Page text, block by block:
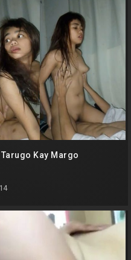
Kay Margo